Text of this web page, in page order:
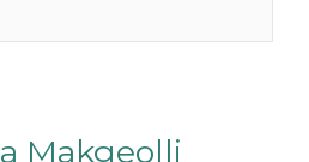
Makgeolli